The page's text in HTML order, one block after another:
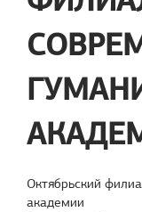
Октябрьский
академии